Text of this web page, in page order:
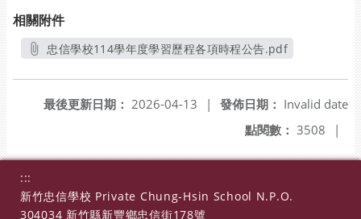
相關附件
忠信學校114學年度學習歷程各項時程公告.pdf
發佈日期： Invalid date
最後更新日期： 2026-04-13
|
點閱數： 3508 |
:::
新竹忠信學校 Private Chung-Hsin School N.P.O.
304034 新竹縣新豐鄉忠信街178號